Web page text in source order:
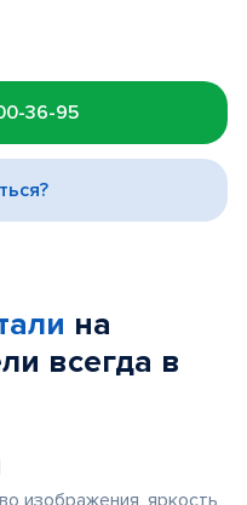
36-95
на
всегда в
изображения, яркость,